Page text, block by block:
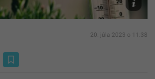
20. júla 2023 o 11:38